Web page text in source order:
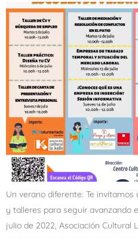
Un verano diferente: Te
y talleres para seguir
julio de 2022, Asociación Cultural